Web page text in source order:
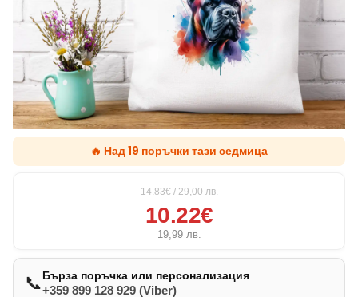
🔥 Над 19 поръчки тази седмица
14.83€ / 29,00лв.
10.22€
19,99 лв.
📞Бърза поръчка или персонализация
+359 899 128 929 (Viber)